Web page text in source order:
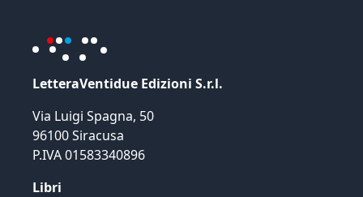
LetteraVentidue Edizioni S.r.l.
Via Luigi Spagna, 50
96100 Siracusa
P.IVA 01583340896
Libri